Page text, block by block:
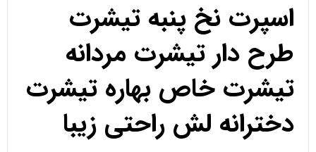
اسپرت نخ پنبه تیشرت
طرح دار تیشرت مردانه
تیشرت خاص بهاره تیشرت
دخترانه لش راحتی زیبا